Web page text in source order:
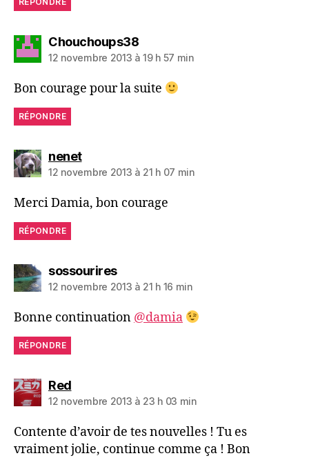
Chouchoups38dit :
12 novembre 2013 à 19 h 57 min
Bon courage pour la suite
RÉPONDRE
nenetdit :
12 novembre 2013 à 21 h 07 min
Merci Damia, bon courage
RÉPONDRE
sossouriresdit :
12 novembre 2013 à 21 h 16 min
Bonne continuation @damia
RÉPONDRE
Reddit :
12 novembre 2013 à 23 h 03 min
Contente d’avoir de tes nouvelles ! Tu es
vraiment jolie, continue comme ça ! Bon